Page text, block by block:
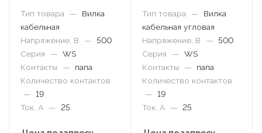
Тип товара —
Вилка
кабельная
Напряжение, В
— 500
Серия
— WS
Контакты
—
папа
Количество контактов
— 19
Ток, А
— 25
Тип товара —
Вилка
кабельная угловая
Напряжение, В
— 500
Серия
— WS
Контакты
—
папа
Количество контактов
— 19
Ток, А
— 25